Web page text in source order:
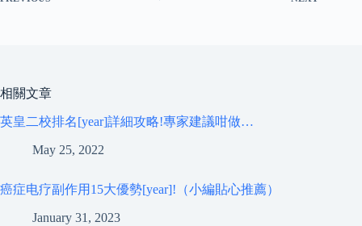
相關文章
英皇二校排名[year]詳細攻略!專家建議咁做…
May 25, 2022
癌症电疗副作用15大優勢[year]!（小編貼心推薦）
January 31, 2023